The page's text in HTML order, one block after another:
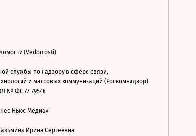
(Vedomosti)
службы по надзору в сфере связи,
и массовых коммуникаций (Роскомнадзор)
№ ФС 77-79546
Ньюс Медиа»
Ирина Сергеевна